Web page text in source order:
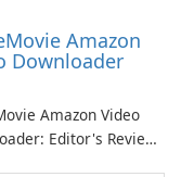
Amazon
Downloader
Amazon Video
Editor's Review